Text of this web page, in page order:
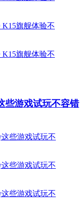
些游戏试玩不容错